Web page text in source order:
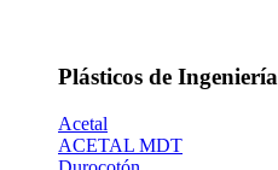
Plásticos de Ingeniería
Acetal
ACETAL MDT